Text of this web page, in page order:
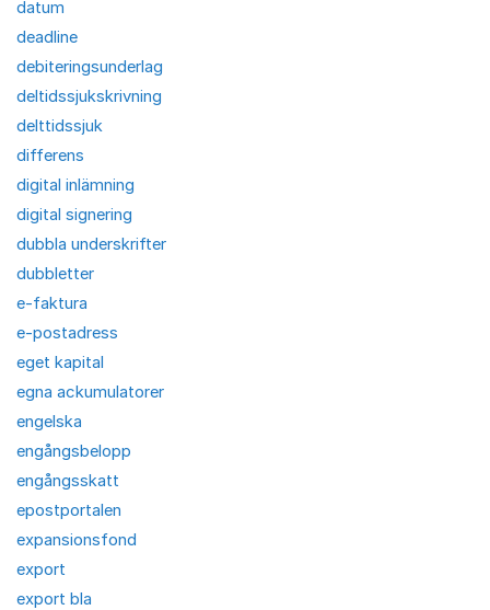
datum
deadline
debiteringsunderlag
deltidssjukskrivning
delttidssjuk
differens
digital inlämning
digital signering
dubbla underskrifter
dubbletter
e-faktura
e-postadress
eget kapital
egna ackumulatorer
engelska
engångsbelopp
engångsskatt
epostportalen
expansionsfond
export
export bla